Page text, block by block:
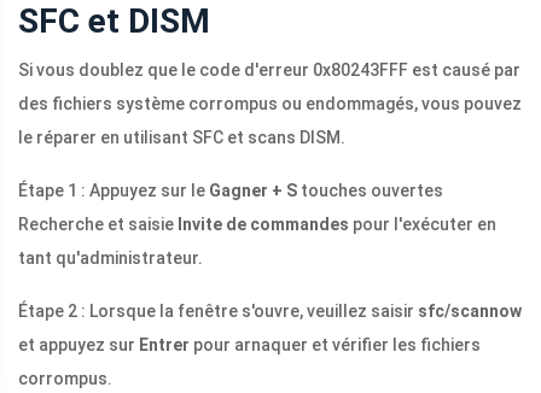
SFC et DISM
Si vous doublez que le code d'erreur 0x80243FFF est causé par
des fichiers système corrompus ou endommagés, vous pouvez
le réparer en utilisant SFC et scans DISM.
Étape 1 : Appuyez sur le Gagner + S touches ouvertes
Recherche et saisie Invite de commandes pour l'exécuter en
tant qu'administrateur.
Étape 2 : Lorsque la fenêtre s'ouvre, veuillez saisir sfc/scannow
et appuyez sur Entrer pour arnaquer et vérifier les fichiers
corrompus.